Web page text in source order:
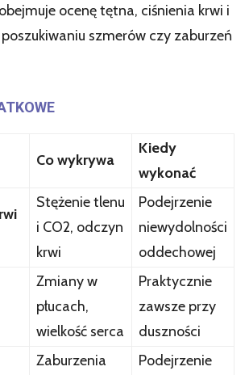
obejmuje ocenę tętna, ciśnienia krwi i
poszukiwaniu szmerów czy zaburzeń
Co wykrywa
Kiedy
wykonać
Stężenie tlenu
i CO2, odczyn
krwi
Podejrzenie
niewydolności
oddechowej
Zmiany w
płucach,
wielkość serca
Praktycznie
zawsze przy
duszności
Zaburzenia
Podejrzenie